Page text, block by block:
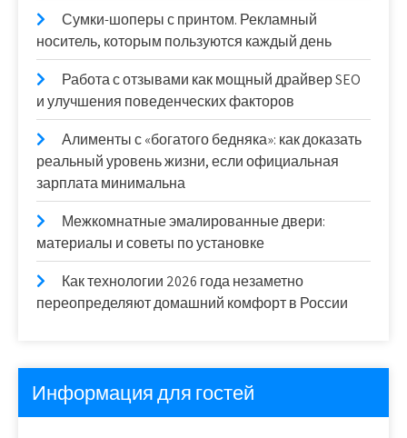
Сумки-шоперы с принтом. Рекламный
носитель, которым пользуются каждый день
Работа с отзывами как мощный драйвер SEO
и улучшения поведенческих факторов
Алименты с «богатого бедняка»: как доказать
реальный уровень жизни, если официальная
зарплата минимальна
Межкомнатные эмалированные двери:
материалы и советы по установке
Как технологии 2026 года незаметно
переопределяют домашний комфорт в России
Информация для гостей